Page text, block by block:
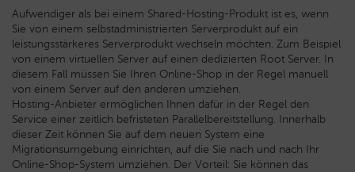
Aufwendiger als bei einem Shared-Hosting-Produkt ist es, wenn
Sie von einem selbstadministrierten Serverprodukt auf ein
leistungsstärkeres Serverprodukt wechseln möchten. Zum Beispiel
von einem virtuellen Server auf einen dedizierten Root Server. In
diesem Fall müssen Sie Ihren Online-Shop in der Regel manuell
von einem Server auf den anderen umziehen.
Hosting-Anbieter ermöglichen Ihnen dafür in der Regel den
Service einer zeitlich befristeten Parallelbereitstellung. Innerhalb
dieser Zeit können Sie auf dem neuen System eine
Migrationsumgebung einrichten, auf die Sie nach und nach Ihr
Online-Shop-System umziehen. Der Vorteil: Sie können das